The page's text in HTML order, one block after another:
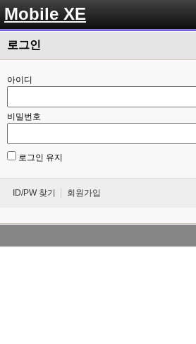
Mobile XE
로그인
아이디
비밀번호
로그인 유지
ID/PW 찾기 회원가입